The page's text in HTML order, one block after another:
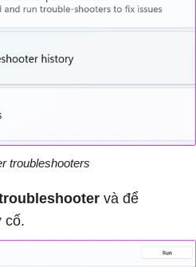
troubleshooters
và để
cố.